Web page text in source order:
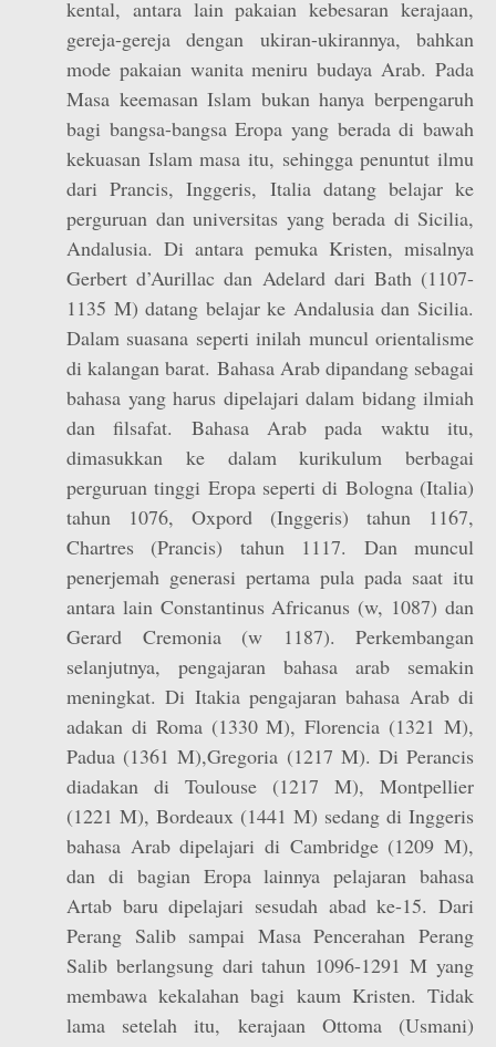
kental, antara lain pakaian kebesaran kerajaan,
gereja-gereja dengan ukiran-ukirannya, bahkan
mode pakaian wanita meniru budaya Arab. Pada
Masa keemasan Islam bukan hanya berpengaruh
bagi bangsa-bangsa Eropa yang berada di bawah
kekuasan Islam masa itu, sehingga penuntut ilmu
dari Prancis, Inggeris, Italia datang belajar ke
perguruan dan universitas yang berada di Sicilia,
Andalusia. Di antara pemuka Kristen, misalnya
Gerbert d’Aurillac dan Adelard dari Bath (1107-
1135 M) datang belajar ke Andalusia dan Sicilia.
Dalam suasana seperti inilah muncul orientalisme
di kalangan barat. Bahasa Arab dipandang sebagai
bahasa yang harus dipelajari dalam bidang ilmiah
dan filsafat. Bahasa Arab pada waktu itu,
dimasukkan ke dalam kurikulum berbagai
perguruan tinggi Eropa seperti di Bologna (Italia)
tahun 1076, Oxpord (Inggeris) tahun 1167,
Chartres (Prancis) tahun 1117. Dan muncul
penerjemah generasi pertama pula pada saat itu
antara lain Constantinus Africanus (w, 1087) dan
Gerard Cremonia (w 1187). Perkembangan
selanjutnya, pengajaran bahasa arab semakin
meningkat. Di Itakia pengajaran bahasa Arab di
adakan di Roma (1330 M), Florencia (1321 M),
Padua (1361 M),Gregoria (1217 M). Di Perancis
diadakan di Toulouse (1217 M), Montpellier
(1221 M), Bordeaux (1441 M) sedang di Inggeris
bahasa Arab dipelajari di Cambridge (1209 M),
dan di bagian Eropa lainnya pelajaran bahasa
Artab baru dipelajari sesudah abad ke-15. Dari
Perang Salib sampai Masa Pencerahan Perang
Salib berlangsung dari tahun 1096-1291 M yang
membawa kekalahan bagi kaum Kristen. Tidak
lama setelah itu, kerajaan Ottoma (Usmani)